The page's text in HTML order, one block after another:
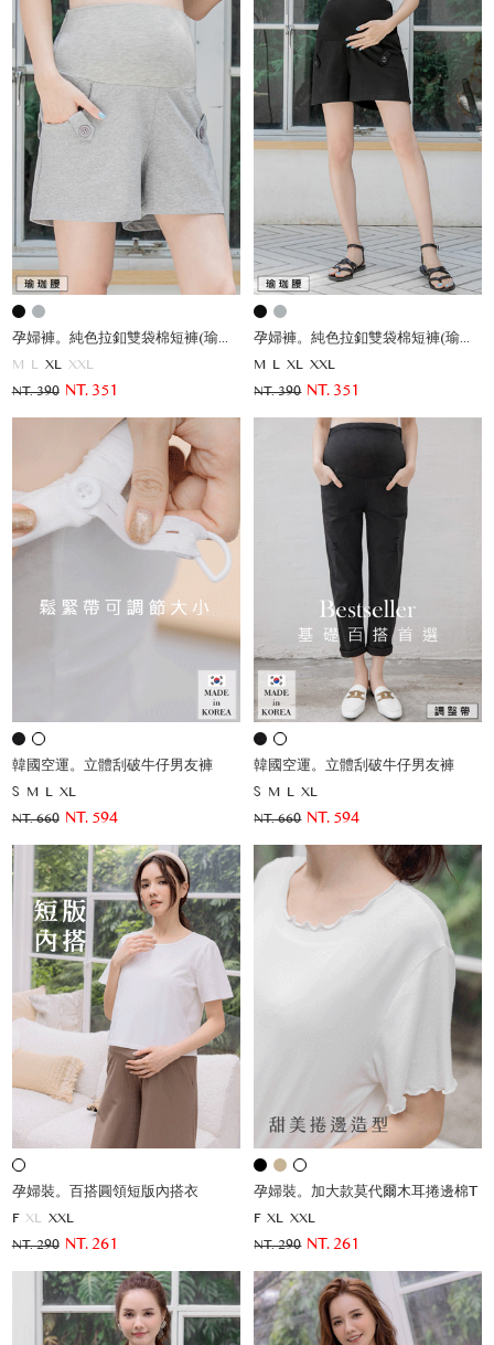
孕婦褲。純色拉釦雙袋棉短褲(瑜珈腰)
M L XL XXL
NT. 390 NT. 351
孕婦褲。純色拉釦雙袋棉短褲(瑜珈腰)
M L XL XXL
NT. 390 NT. 351
韓國空運。立體刮破牛仔男友褲
S M L XL
NT. 660 NT. 594
韓國空運。立體刮破牛仔男友褲
S M L XL
NT. 660 NT. 594
孕婦裝。百搭圓領短版內搭衣
F XL XXL
NT. 290 NT. 261
孕婦裝。加大款莫代爾木耳捲邊棉T
F XL XXL
NT. 290 NT. 261